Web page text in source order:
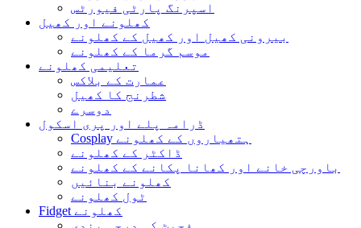
اسپرنگ پارٹی فیورٹس
کھلونے اور کھیل
بیرونی کھیل اور کھیل کے کھلونے
موسم گرما کے کھلونے
تعلیمی کھلونے
عمارت کے بلاکس
شطرنج کا کھیل
دوسرے
ڈرامہ پلے اور پری اسکول
Cosplay ہتھیاروں کے کھلونے
ڈاکٹر کے کھلونے
باورچی خانے اور کھانا پکانے کے کھلونے
کھلونے بنائیں
ٹول کھلونے
Fidget کھلونے
فجیٹ کی درجہ بندی